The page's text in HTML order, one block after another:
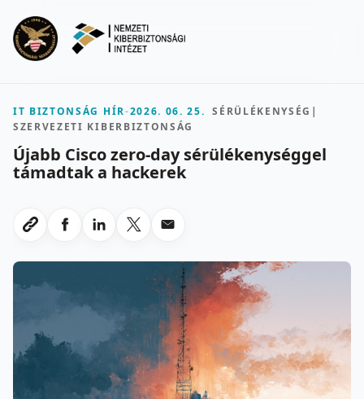
IT BIZTONSÁG HÍR-2026. 06. 25. SÉRÜLÉKENYSÉG |
SZERVEZETI KIBERBIZTONSÁG
Újabb Cisco zero-day sérülékenységgel
támadtak a hackerek
Link masolasa
Megosztas Facebookon
Megosztas LinkedInen
Megosztas X-en
Megosztas emailben